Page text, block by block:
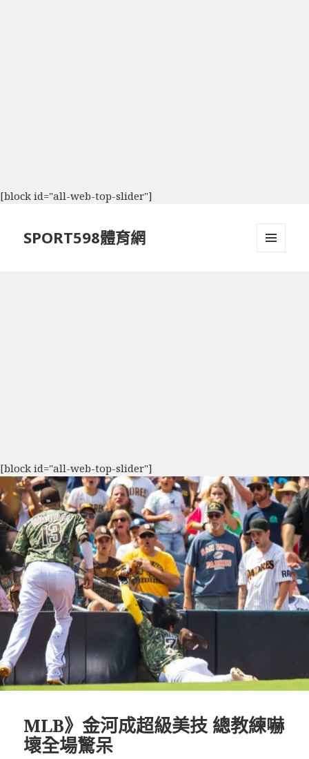
[block id="all-web-top-slider"]
SPORT598體育網
[block id="all-web-top-slider"]
MLB》金河成超級美技 總教練嚇
壞全場驚呆